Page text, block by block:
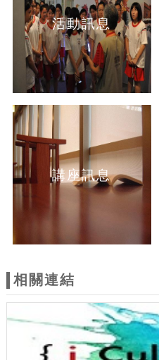
活動訊息
講座訊息
相關連結